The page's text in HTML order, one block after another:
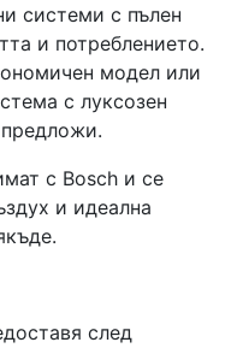
системи с пълен
и потреблението.
модел или
с луксозен
с Bosch и се
и идеална
след